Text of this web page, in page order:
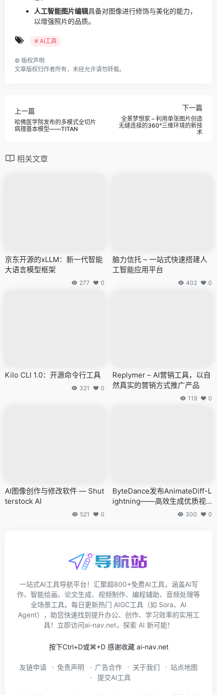
人工智能图片编辑具备对图像进行修饰与美化的能力，
以增强照片的品质。
# AI工具
© 版权声明
文章版权归作者所有，未经允许请勿转载。
上一篇
哈佛医学院发布的多模式全切片
病理基本模型——TITAN
下一篇
全景梦想家 – 利用单张图片创造
无缝连接的360°三维环境的新技
术
相关文章
京东开源的xLLM：新一代智能
大语言模型框架
277 0
脑力信托 – 一站式快速搭建人
工智能应用平台
402 0
Kilo CLI 1.0：开源命令行工具
321 0
Replymer – AI营销工具，以自
然真实的营销方式推广产品
119 0
AI图像创作与修改软件 — Shut
terstock AI
521 0
ByteDance发布AnimateDiff-L
ightning——高效生成优质视
300 0
一站式AI工具导航平台！汇聚超800+免费AI工具，涵盖AI写
作、智能绘画、论文生成、视频制作、编程辅助、音频处理等
全场景工具。每日更新热门 AIGC工具（如 Sora、AI
Agent），助您快速找到提升办公、创作、学习效率的实用工
具！立即访问ai-nav.net，探索 AI 新可能！
按下Ctrl+D或⌘+D 感谢收藏 ai-nav.net
友链申请 免责声明 广告合作 关于我们
站点地图
提交AI工具